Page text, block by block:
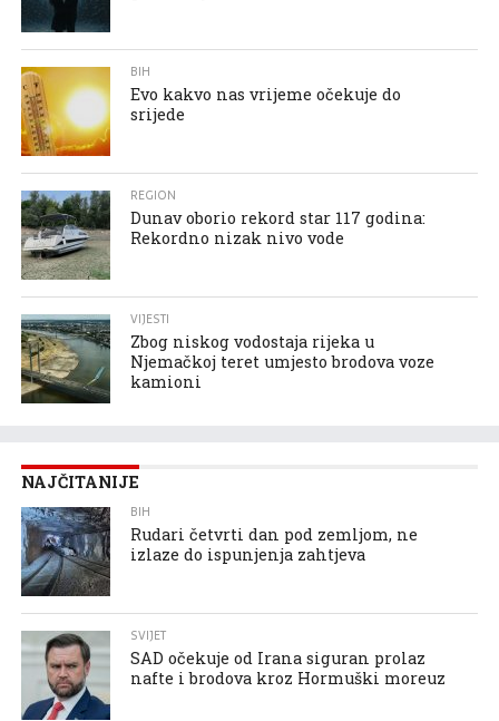
BIH
Evo kakvo nas vrijeme očekuje do
srijede
REGION
Dunav oborio rekord star 117 godina:
Rekordno nizak nivo vode
VIJESTI
Zbog niskog vodostaja rijeka u
Njemačkoj teret umjesto brodova voze
kamioni
NAJČITANIJE
BIH
Rudari četvrti dan pod zemljom, ne
izlaze do ispunjenja zahtjeva
SVIJET
SAD očekuje od Irana siguran prolaz
nafte i brodova kroz Hormuški moreuz